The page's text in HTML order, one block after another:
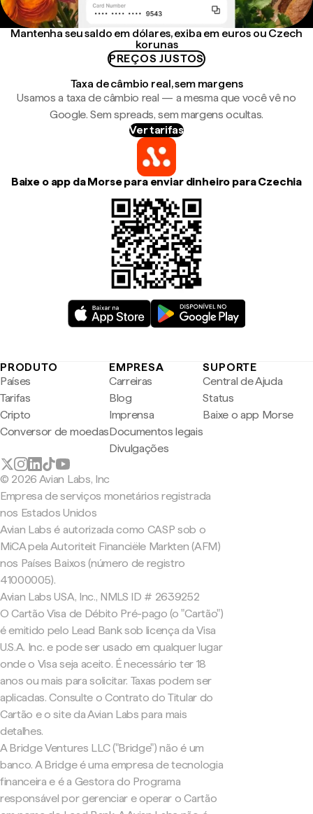
Mantenha seu saldo em dólares, exiba em euros ou Czech
korunas
PREÇOS JUSTOS
Taxa de câmbio real, sem margens
Usamos a taxa de câmbio real — a mesma que você vê no
Google. Sem spreads, sem margens ocultas.
Ver tarifas
Baixe o app da Morse para enviar dinheiro para Czechia
PRODUTO
Países
Tarifas
Cripto
Conversor de moedas
EMPRESA
Carreiras
Blog
Imprensa
Documentos legais
Divulgações
SUPORTE
Central de Ajuda
Status
Baixe o app Morse
© 2026 Avian Labs, Inc
Empresa de serviços monetários registrada
nos Estados Unidos
Avian Labs é autorizada como CASP sob o
MiCA pela Autoriteit Financiële Markten (AFM)
nos Países Baixos (número de registro
41000005).
Avian Labs USA, Inc., NMLS ID # 2639252
O Cartão Visa de Débito Pré-pago (o "Cartão")
é emitido pelo Lead Bank sob licença da Visa
U.S.A. Inc. e pode ser usado em qualquer lugar
onde o Visa seja aceito. É necessário ter 18
anos ou mais para solicitar. Taxas podem ser
aplicadas. Consulte o Contrato do Titular do
Cartão e o site da Avian Labs para mais
detalhes.
A Bridge Ventures LLC ("Bridge") não é um
banco. A Bridge é uma empresa de tecnologia
financeira e é a Gestora do Programa
responsável por gerenciar e operar o Cartão